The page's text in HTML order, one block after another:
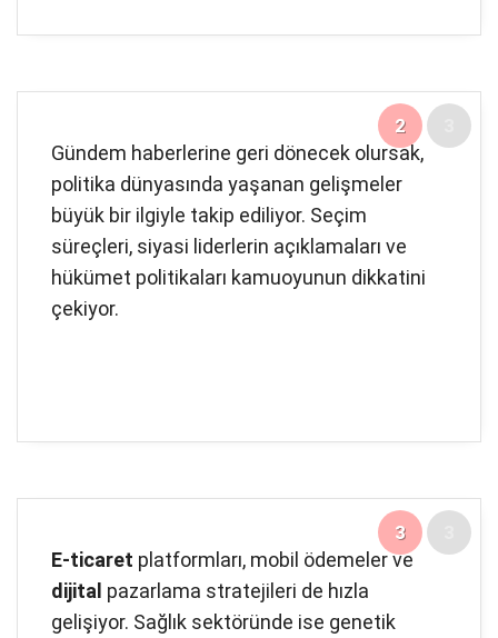
2
Gündem haberlerine geri dönecek olursak,
politika dünyasında yaşanan gelişmeler
büyük bir ilgiyle takip ediliyor. Seçim
süreçleri, siyasi liderlerin açıklamaları ve
hükümet politikaları kamuoyunun dikkatini
çekiyor.
3
E-ticaret platformları, mobil ödemeler ve
dijital pazarlama stratejileri de hızla
gelişiyor. Sağlık sektöründe ise genetik